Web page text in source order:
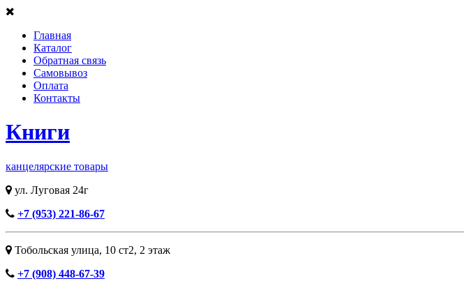
Главная
Каталог
Обратная связь
Самовывоз
Оплата
Контакты
Книги
канцелярские товары
ул. Луговая 24г
+7 (953) 221-86-67
Тобольская улица, 10 ст2, ​2 этаж
+7 (908) 448-67-39